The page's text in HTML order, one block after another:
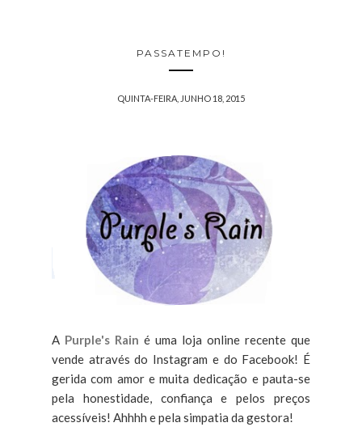
PASSATEMPO!
QUINTA-FEIRA, JUNHO 18, 2015
A Purple's Rain é uma loja online recente que
vende através do Instagram e do Facebook! É
gerida com amor e muita dedicação e pauta-se
pela honestidade, confiança e pelos preços
acessíveis! Ahhhh e pela simpatia da gestora!